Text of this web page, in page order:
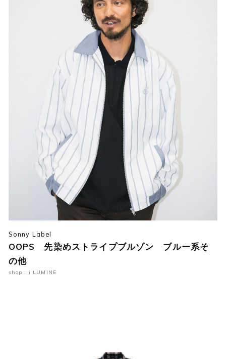
Sonny Label
OOPS 先染めストライプブルゾン ブルー系そ
の他
shop : i LUMINE